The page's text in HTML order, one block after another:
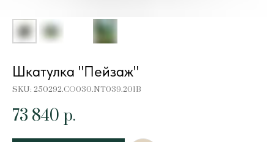
Шкатулка "Пейзаж"
SKU: 250292.CO030.NT039.201B
73 840 р.